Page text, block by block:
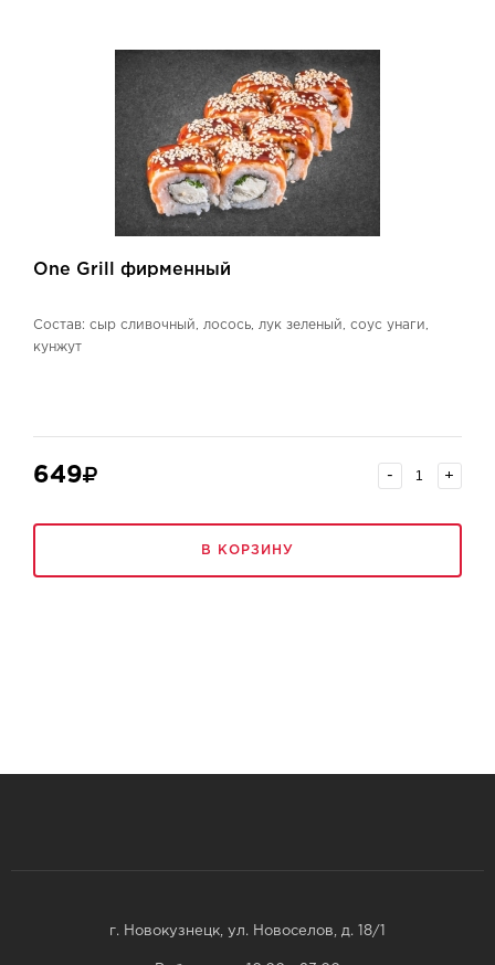
One Grill фирменный
Состав: сыр сливочный, лосось, лук зеленый, соус унаги,
кунжут
649 - +
В КОРЗИНУ
г. Новокузнецк, ул. Новоселов, д. 18/1